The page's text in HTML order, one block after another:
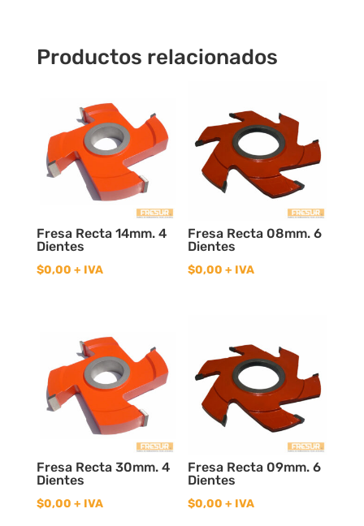
Productos relacionados
Fresa Recta 14mm. 4
Dientes
$0,00 + IVA
Fresa Recta 08mm. 6
Dientes
$0,00 + IVA
Fresa Recta 30mm. 4
Dientes
$0,00 + IVA
Fresa Recta 09mm. 6
Dientes
$0,00 + IVA